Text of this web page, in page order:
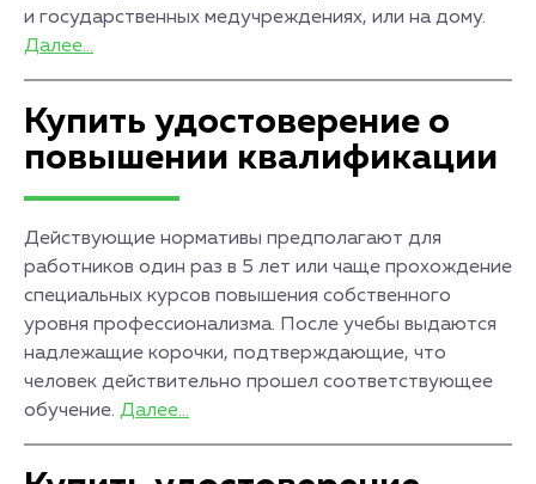
и государственных медучреждениях, или на дому.
Далее...
Купить удостоверение о
повышении квалификации
Действующие нормативы предполагают для
работников один раз в 5 лет или чаще прохождение
специальных курсов повышения собственного
уровня профессионализма. После учебы выдаются
надлежащие корочки, подтверждающие, что
человек действительно прошел соответствующее
обучение. Далее...